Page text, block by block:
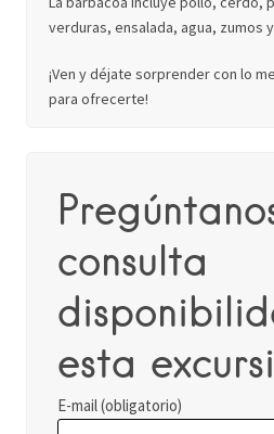
verduras, ensalada, agua, zumos
¡Ven y déjate sorprender con lo
para ofrecerte!
consulta
esta
E-mail (obligatorio)